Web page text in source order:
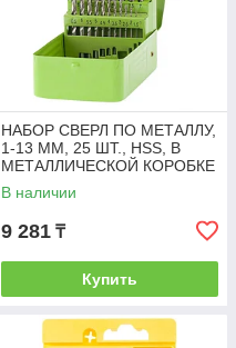
НАБОР СВЕРЛ ПО МЕТАЛЛУ,
1-13 ММ, 25 ШТ., HSS, В
МЕТАЛЛИЧЕСКОЙ КОРОБКЕ
СИБРТЕХ
В наличии
9 281 ₸
Купить